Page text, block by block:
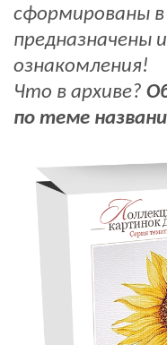
сформированы
предназначены
ознакомления!
Что в архиве?
по теме